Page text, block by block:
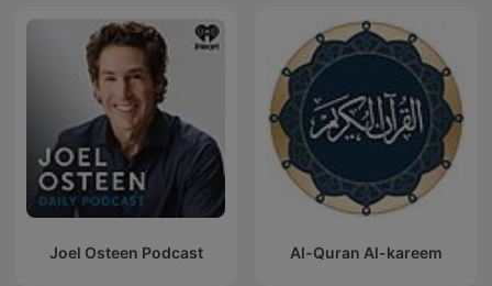
Joel Osteen Podcast Al-Quran Al-kareem